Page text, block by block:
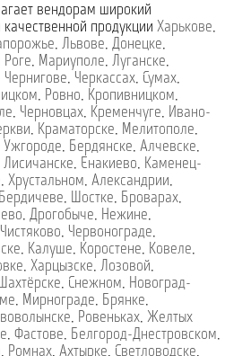
вендорам широкий
продукции Харькове,
, Львове, Донецке,
, Мариуполе, Луганске,
Чернигове, Черкассах, Сумах,
, Ровно, Кропивницком,
, Черновцах, Кременчуге, Ивано-
, Краматорске, Мелитополе,
Ужгороде, Бердянске, Алчевске,
Лисичанске, Енакиево, Каменец-
, Хрустальном, Александрии,
Бердичеве, Шостке, Броварах,
, Дрогобыче, Нежине,
Чистяково, Червонограде,
, Калуше, Коростене, Ковеле,
, Харцызске, Лозовой,
Шахтёрске, Снежном, Новоград-
, Мирнограде, Брянке,
, Ровеньках, Желтых
, Фастове, Белгород-Днестровском,
, Ромнах, Ахтырке, Светловодске,